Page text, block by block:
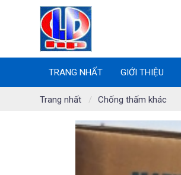
TRANG NHẤT GIỚI THIỆU
Trang nhất Chống thấm khác